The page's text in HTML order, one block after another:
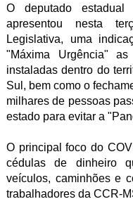
O deputado estadual
apresentou nesta
Legislativa, uma
"Máxima Urgência"
instaladas dentro do
Sul, bem como o
milhares de pessoas
estado para evitar a
O principal foco do
cédulas de dinheiro
veículos, caminhões e
trabalhadores da CCR-